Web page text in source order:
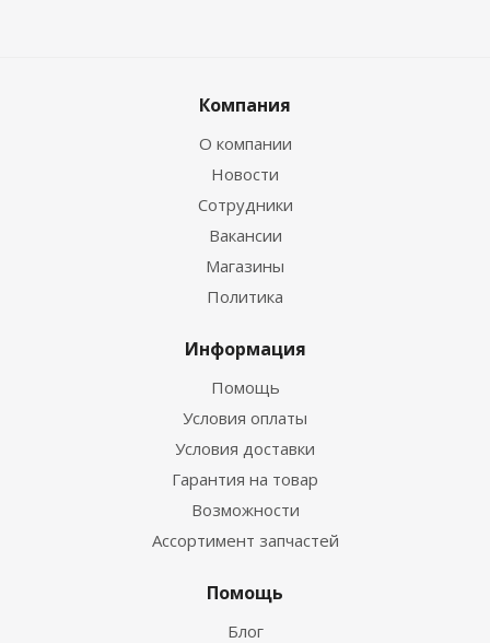
Компания
О компании
Новости
Сотрудники
Вакансии
Магазины
Политика
Информация
Помощь
Условия оплаты
Условия доставки
Гарантия на товар
Возможности
Ассортимент запчастей
Помощь
Блог